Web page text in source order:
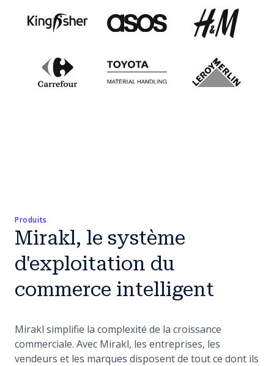
Produits
Mirakl, le système
d'exploitation du
commerce intelligent
Mirakl simplifie la complexité de la croissance
commerciale. Avec Mirakl, les entreprises, les
vendeurs et les marques disposent de tout ce dont ils